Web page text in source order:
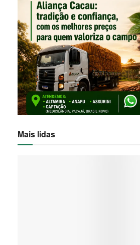
Mais lidas